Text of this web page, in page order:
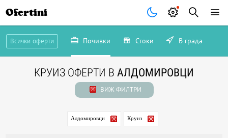
Ofertini
Всички оферти Почивки Стоки В града
КРУИЗ ОФЕРТИ В АЛДОМИРОВЦИ
ВИЖ ФИЛТРИ
Алдомировци Круиз